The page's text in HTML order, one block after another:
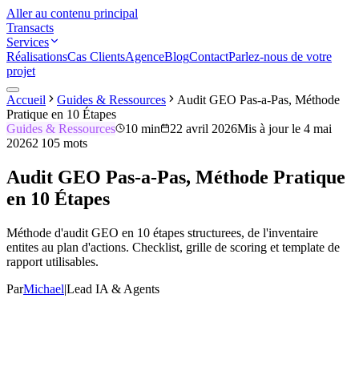
Aller au contenu principal
Transacts
Services
RéalisationsCas ClientsAgenceBlogContactParlez-nous de votre
projet
Accueil Guides & Ressources
Audit GEO Pas-a-Pas, Méthode
Pratique en 10 Étapes
Guides & Ressources
10 min 22 avril 2026Mis à jour le 4 mai
20262 105 mots
Audit GEO Pas-a-Pas, Méthode Pratique
en 10 Étapes
Méthode d'audit GEO en 10 étapes structurees, de l'inventaire
entites au plan d'actions. Checklist, grille de scoring et template de
rapport utilisables.
ParMichael|Lead IA & Agents